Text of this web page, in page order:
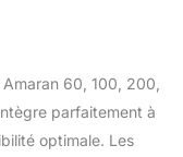
les
amaran
LS 300.
Contrôle
60, 100, 200,
parfaitement à
optimale. Les